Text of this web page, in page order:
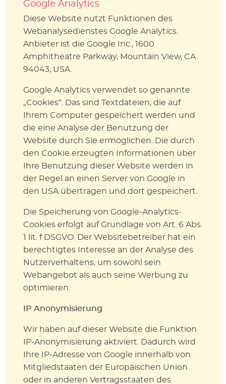
Google Analytics
Diese Website nutzt Funktionen des
Webanalysedienstes Google Analytics.
Anbieter ist die Google Inc., 1600
Amphitheatre Parkway, Mountain View, CA
94043, USA.
Google Analytics verwendet so genannte
„Cookies“. Das sind Textdateien, die auf
Ihrem Computer gespeichert werden und
die eine Analyse der Benutzung der
Website durch Sie ermöglichen. Die durch
den Cookie erzeugten Informationen über
Ihre Benutzung dieser Website werden in
der Regel an einen Server von Google in
den USA übertragen und dort gespeichert.
Die Speicherung von Google-Analytics-
Cookies erfolgt auf Grundlage von Art. 6 Abs.
1 lit. f DSGVO. Der Websitebetreiber hat ein
berechtigtes Interesse an der Analyse des
Nutzerverhaltens, um sowohl sein
Webangebot als auch seine Werbung zu
optimieren.
IP Anonymisierung
Wir haben auf dieser Website die Funktion
IP-Anonymisierung aktiviert. Dadurch wird
Ihre IP-Adresse von Google innerhalb von
Mitgliedstaaten der Europäischen Union
oder in anderen Vertragsstaaten des